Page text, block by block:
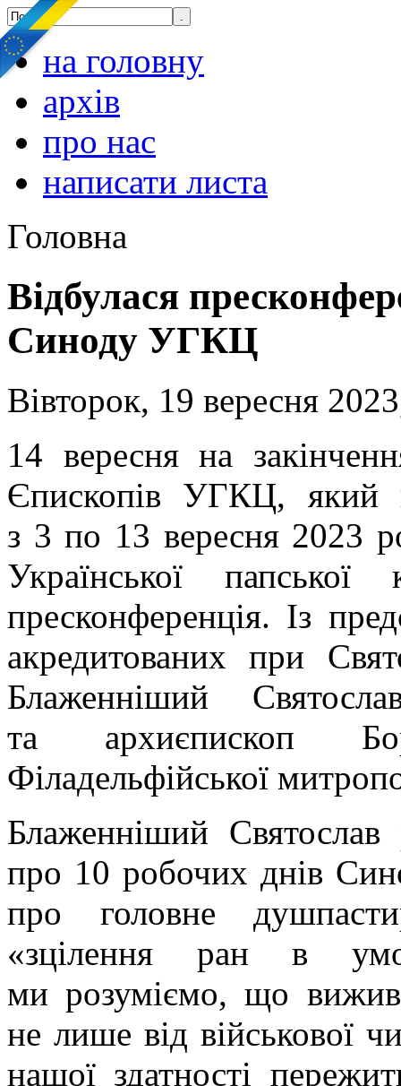
на головну
архів
про нас
написати листа
Головна
Відбулася
Синоду УГКЦ
Вівторок, 19 вересня
14 вересня на
Єпископів УГКЦ, який
з 3 по 13 вересня 2023
Української папської
пресконференція. Із
акредитованих при
Блаженніший
та архиєпископ
Філадельфійської
Блаженніший Святослав
про 10 робочих днів
про головне
«зцілення ран в
ми розуміємо, що
не лише від військової
нашої здатності